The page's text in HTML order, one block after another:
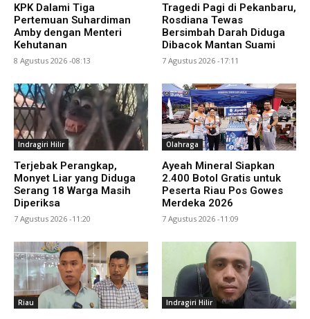
KPK Dalami Tiga
Pertemuan Suhardiman
Amby dengan Menteri
Kehutanan
8 Agustus 2026 -08:13
Tragedi Pagi di Pekanbaru,
Rosdiana Tewas
Bersimbah Darah Diduga
Dibacok Mantan Suami
7 Agustus 2026 -17:11
Indragiri Hilir
Terjebak Perangkap,
Monyet Liar yang Diduga
Serang 18 Warga Masih
Diperiksa
7 Agustus 2026 -11:20
Olahraga
Ayeah Mineral Siapkan
2.400 Botol Gratis untuk
Peserta Riau Pos Gowes
Merdeka 2026
7 Agustus 2026 -11:09
Riau Indragiri Hilir